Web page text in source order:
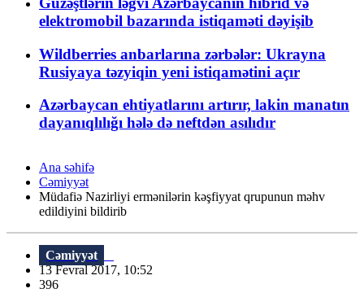
elektromobil bazarında istiqaməti dəyişib
Wildberries anbarlarına zərbələr: Ukrayna
Rusiyaya təzyiqin yeni istiqamətini açır
Azərbaycan ehtiyatlarını artırır, lakin manatın
dayanıqlılığı hələ də neftdən asılıdır
Ana səhifə
Cəmiyyət
Müdafiə Nazirliyi ermənilərin kəşfiyyat qrupunun məhv
edildiyini bildirib
Cəmiyyət
13 Fevral 2017, 10:52
396